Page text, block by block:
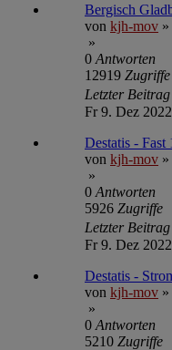
Bergisch
von kjh-mov »
»
0 Antworten
12919 Zugriffe
Letzter Beitrag
Fr 9. Dez
Destatis -
von kjh-mov »
»
0 Antworten
5926 Zugriffe
Letzter Beitrag
Fr 9. Dez
Destatis -
von kjh-mov »
»
0 Antworten
5210 Zugriffe